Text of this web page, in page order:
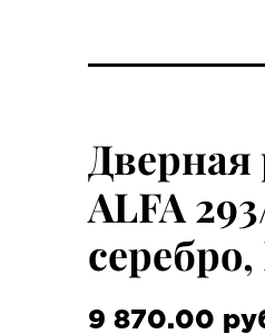
Дверная
ALFA
9 870.00